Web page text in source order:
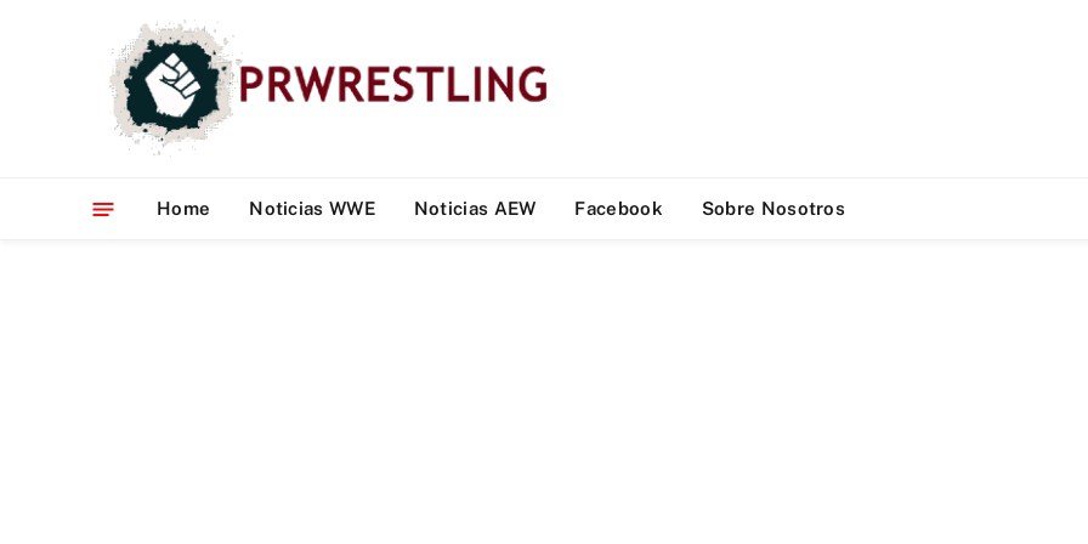
Home Noticias WWE Noticias AEW Facebook Sobre Nosotros